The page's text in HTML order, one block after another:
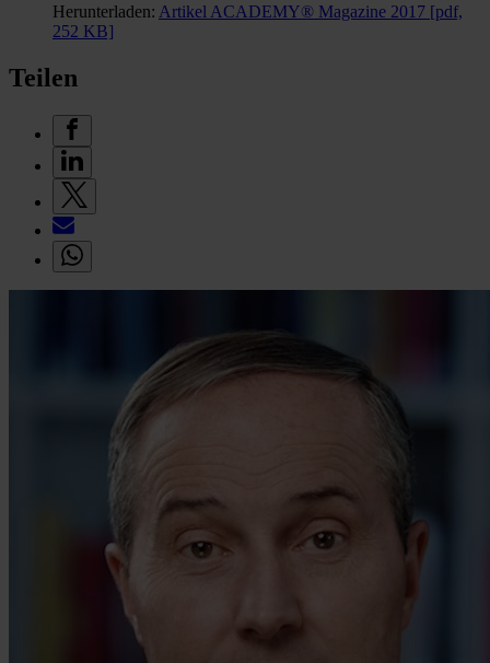
Herunterladen: Artikel ACADEMY® Magazine 2017 [pdf,
252 KB]
Teilen